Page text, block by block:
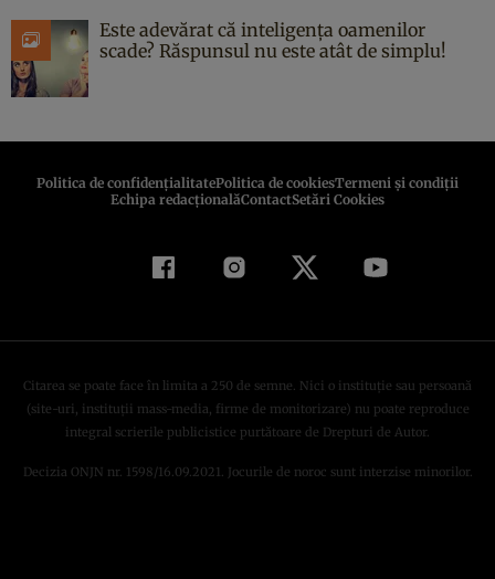
Este adevărat că inteligența oamenilor
scade? Răspunsul nu este atât de simplu!
Politica de confidenţialitatePolitica de cookiesTermeni şi condiţii
Echipa redacționalăContactSetări Cookies
Citarea se poate face în limita a 250 de semne. Nici o instituţie sau persoană
(site-uri, instituţii mass-media, firme de monitorizare) nu poate reproduce
integral scrierile publicistice purtătoare de Drepturi de Autor.
Decizia ONJN nr. 1598/16.09.2021. Jocurile de noroc sunt interzise minorilor.